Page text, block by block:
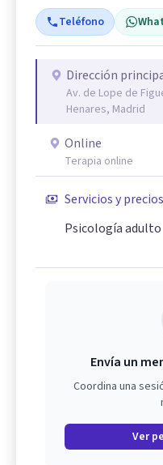
Teléfono
Dirección
Av. de Lope de
Henares, Madrid
Online
Terapia online
Servicios y precios
Psicología adulto
Envía un
Coordina una
Ver